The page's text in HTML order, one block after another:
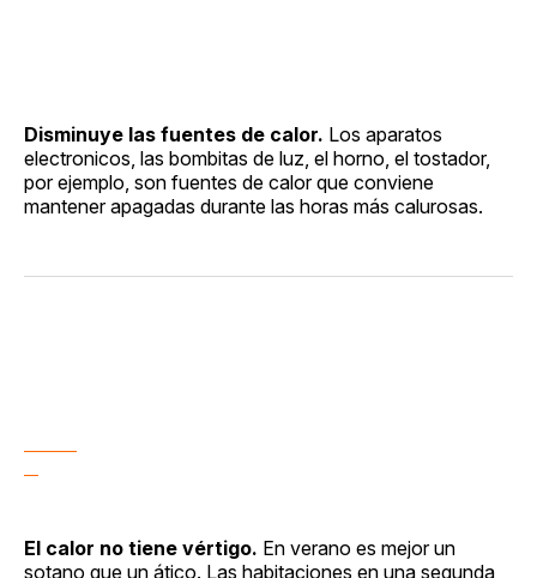
Disminuye las fuentes de calor. Los aparatos
electronicos, las bombitas de luz, el horno, el tostador,
por ejemplo, son fuentes de calor que conviene
mantener apagadas durante las horas más calurosas.
El calor no tiene vértigo. En verano es mejor un
sotano que un ático. Las habitaciones en una segunda